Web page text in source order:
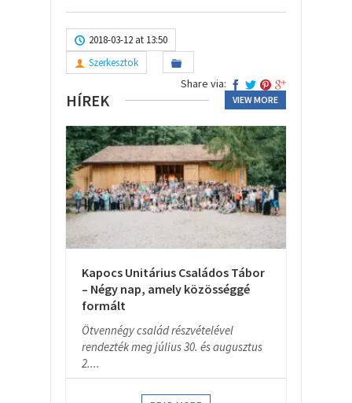
2018-03-12 at 13:50
Szerkesztok
Share via:
HÍREK VIEW MORE
Kapocs Unitárius Családos Tábor
– Négy nap, amely közösséggé
formált
Ötvennégy család részvételével
rendezték meg július 30. és augusztus
2....